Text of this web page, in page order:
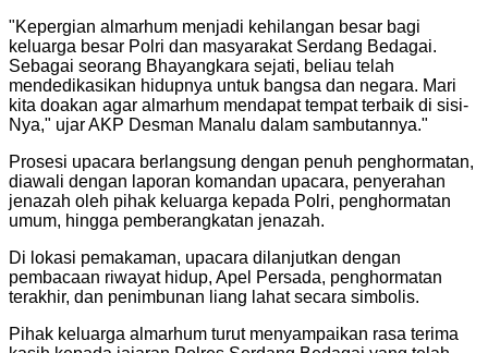
"Kepergian almarhum menjadi kehilangan besar bagi
keluarga besar Polri dan masyarakat Serdang Bedagai.
Sebagai seorang Bhayangkara sejati, beliau telah
mendedikasikan hidupnya untuk bangsa dan negara. Mari
kita doakan agar almarhum mendapat tempat terbaik di sisi-
Nya," ujar AKP Desman Manalu dalam sambutannya."
Prosesi upacara berlangsung dengan penuh penghormatan,
diawali dengan laporan komandan upacara, penyerahan
jenazah oleh pihak keluarga kepada Polri, penghormatan
umum, hingga pemberangkatan jenazah.
Di lokasi pemakaman, upacara dilanjutkan dengan
pembacaan riwayat hidup, Apel Persada, penghormatan
terakhir, dan penimbunan liang lahat secara simbolis.
Pihak keluarga almarhum turut menyampaikan rasa terima